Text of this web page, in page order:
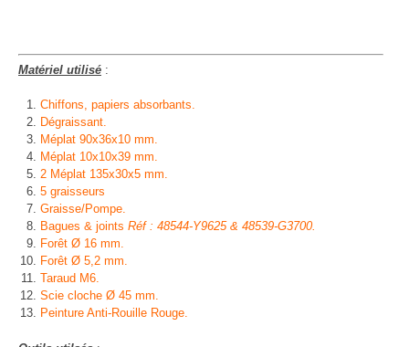
Matériel utilisé :
Chiffons, papiers absorbants.
Dégraissant.
Méplat 90x36x10 mm.
Méplat 10x10x39 mm.
2 Méplat 135x30x5 mm.
5 graisseurs
Graisse/Pompe.
Bagues & joints Réf : 48544-Y9625 & 48539-G3700.
Forêt Ø 16 mm.
Forêt Ø 5,2 mm.
Taraud M6.
Scie cloche Ø 45 mm.
Peinture Anti-Rouille Rouge.